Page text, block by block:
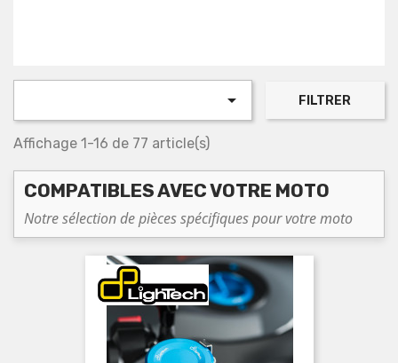
 FILTRER
Affichage 1-16 de 77 article(s)
COMPATIBLES AVEC VOTRE MOTO
Notre sélection de pièces spécifiques pour votre moto